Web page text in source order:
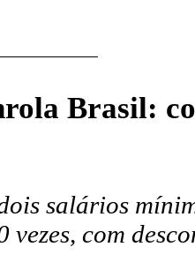
Brasil:
salários
vezes, com